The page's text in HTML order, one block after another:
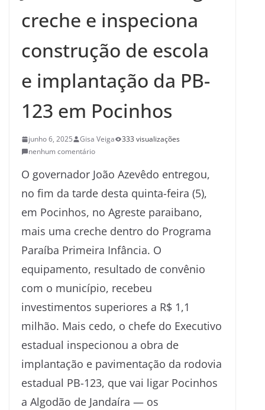
creche e inspeciona
construção de escola
e implantação da PB-
123 em Pocinhos
junho 6, 2025 Gisa Veiga
333 visualizações
nenhum comentário
O governador João Azevêdo entregou,
no fim da tarde desta quinta-feira (5),
em Pocinhos, no Agreste paraibano,
mais uma creche dentro do Programa
Paraíba Primeira Infância. O
equipamento, resultado de convênio
com o município, recebeu
investimentos superiores a R$ 1,1
milhão. Mais cedo, o chefe do Executivo
estadual inspecionou a obra de
implantação e pavimentação da rodovia
estadual PB-123, que vai ligar Pocinhos
a Algodão de Jandaíra — os